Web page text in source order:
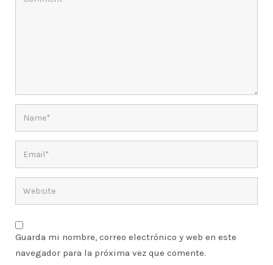
Guarda mi nombre, correo electrónico y web en este
navegador para la próxima vez que comente.